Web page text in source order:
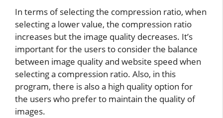
In terms of selecting the compression ratio, when
selecting a lower value, the compression ratio
increases but the image quality decreases. It’s
important for the users to consider the balance
between image quality and website speed when
selecting a compression ratio. Also, in this
program, there is also a high quality option for
the users who prefer to maintain the quality of
images.